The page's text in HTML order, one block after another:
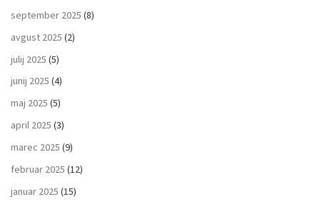
september 2025 (8)
avgust 2025 (2)
julij 2025 (5)
junij 2025 (4)
maj 2025 (5)
april 2025 (3)
marec 2025 (9)
februar 2025 (12)
januar 2025 (15)